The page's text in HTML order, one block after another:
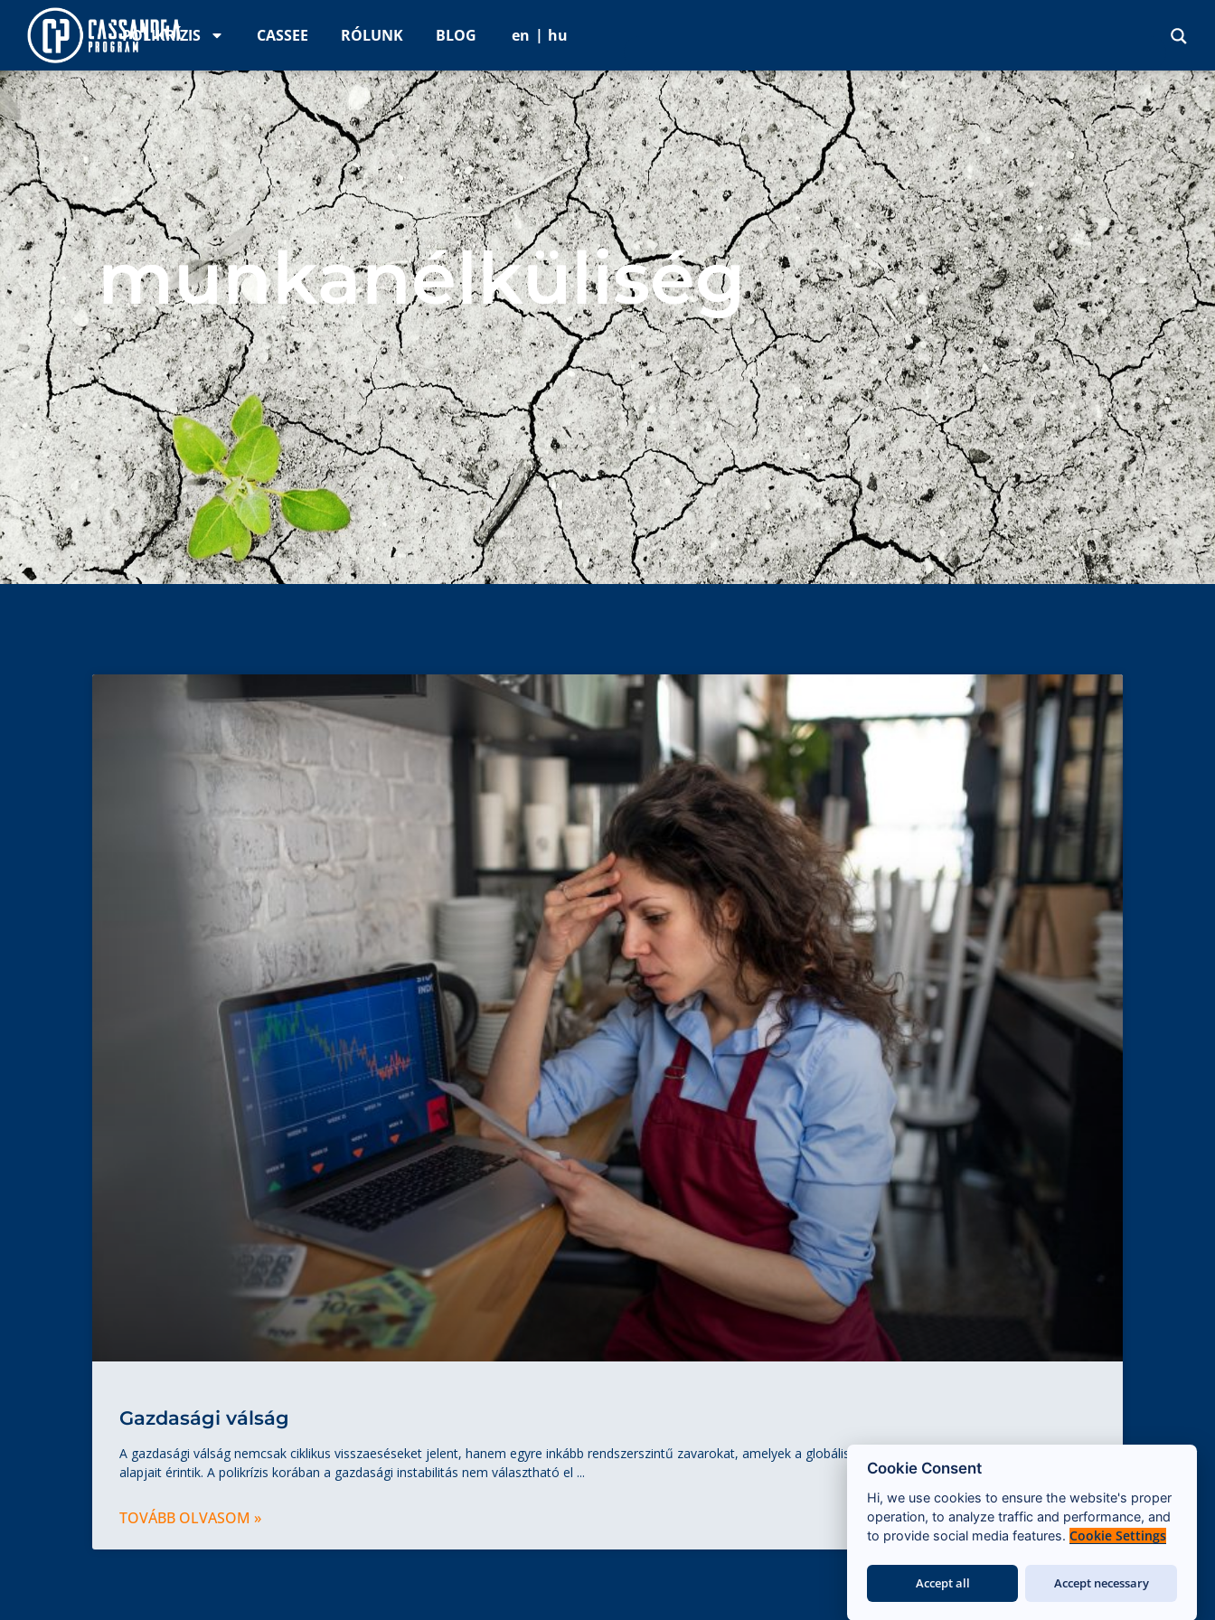
POLIKRÍZIS CASSEE RÓLUNK BLOG en hu
munkanélküliség
Gazdasági válság
A gazdasági válság nemcsak ciklikus visszaeséseket jelent, hanem egyre inkább rendszerszintű zavarokat, amelyek a globális termelés, kereskedelem és finanszírozás
alapjait érintik. A polikrízis korában a gazdasági instabilitás nem választható el
TOVÁBB OLVASOM »
Cookie Consent
Hi, we use cookies to ensure the website's proper
operation, to analyze traffic and performance, and
to provide social media features.Cookie Settings
Accept all Accept necessary